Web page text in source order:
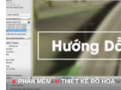
PHẦN MỀM THIẾT KẾ ĐỒ HOẠ